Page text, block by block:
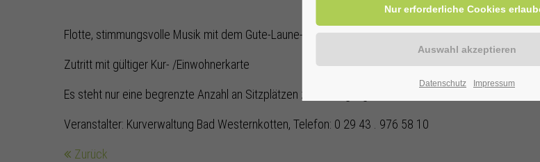
Flotte, stimmungsvolle Musik mit dem Gute-Laune-Duo
Zutritt mit gültiger Kur- /Einwohnerkarte
Es steht nur eine begrenzte Anzahl an Sitzplätzen zur Verfügung!
Veranstalter: Kurverwaltung Bad Westernkotten, Telefon: 0 29 43 . 976 58 10
Zurück
Datenschutz Impressum